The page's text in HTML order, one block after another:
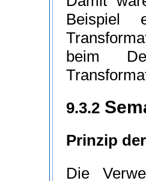
Beispiel
beim
9.3.2
Prinzip
Die